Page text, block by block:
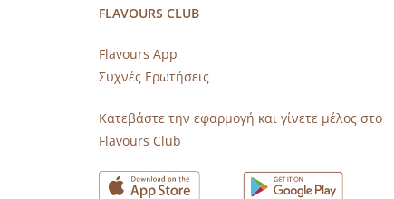
FLAVOURS CLUB
Flavours App
Συχνές Ερωτήσεις
Κατεβάστε την εφαρμογή και γίνετε μέλος στο
Flavours Club